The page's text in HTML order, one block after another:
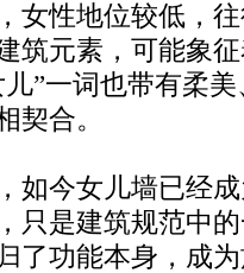
女性地位较低，
筑元素，可能象
”一词也带有柔
契合。
如今女儿墙已经
只是建筑规范中
了功能本身，成